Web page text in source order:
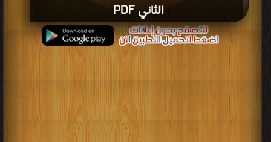
الثاني PDF
قراءة و تحميل كتاب صناعة أفلام الكارتون بأنمي ستديو - الجزء الثاني PDF مجانا